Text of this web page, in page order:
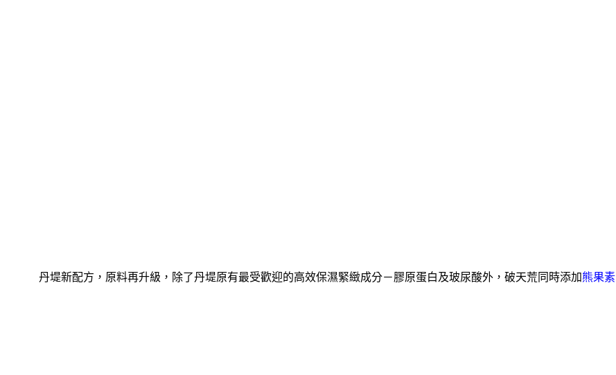
丹堤新配方，原料再升級，除了丹堤原有最受歡迎的高效保濕緊緻成分－膠原蛋白及玻尿酸外，破天荒同時添加熊果素